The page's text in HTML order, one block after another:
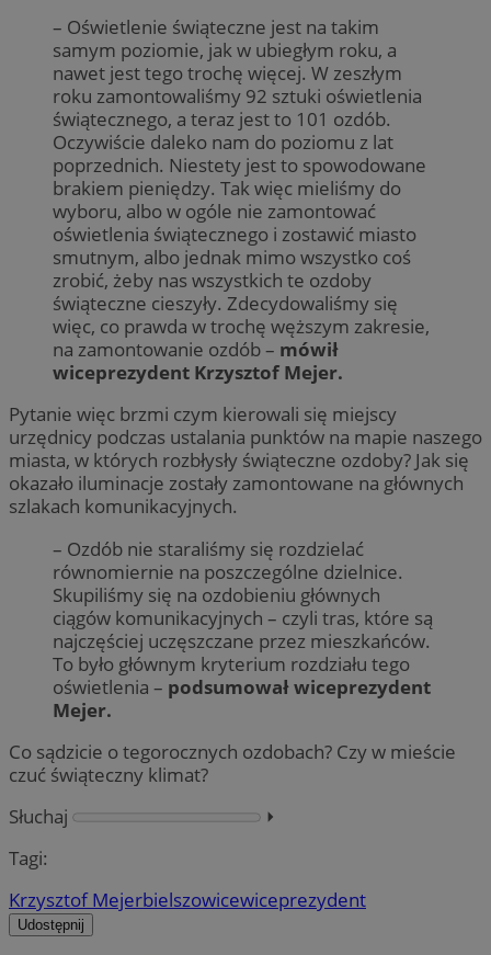
– Oświetlenie świąteczne jest na takim
samym poziomie, jak w ubiegłym roku, a
nawet jest tego trochę więcej. W zeszłym
roku zamontowaliśmy 92 sztuki oświetlenia
świątecznego, a teraz jest to 101 ozdób.
Oczywiście daleko nam do poziomu z lat
poprzednich. Niestety jest to spowodowane
brakiem pieniędzy. Tak więc mieliśmy do
wyboru, albo w ogóle nie zamontować
oświetlenia świątecznego i zostawić miasto
smutnym, albo jednak mimo wszystko coś
zrobić, żeby nas wszystkich te ozdoby
świąteczne cieszyły. Zdecydowaliśmy się
więc, co prawda w trochę węższym zakresie,
na zamontowanie ozdób – mówił
wiceprezydent Krzysztof Mejer.
Pytanie więc brzmi czym kierowali się miejscy
urzędnicy podczas ustalania punktów na mapie naszego
miasta, w których rozbłysły świąteczne ozdoby? Jak się
okazało iluminacje zostały zamontowane na głównych
szlakach komunikacyjnych.
– Ozdób nie staraliśmy się rozdzielać
równomiernie na poszczególne dzielnice.
Skupiliśmy się na ozdobieniu głównych
ciągów komunikacyjnych – czyli tras, które są
najczęściej uczęszczane przez mieszkańców.
To było głównym kryterium rozdziału tego
oświetlenia – podsumował wiceprezydent
Mejer.
Co sądzicie o tegorocznych ozdobach? Czy w mieście
czuć świąteczny klimat?
Słuchaj
⏵︎
Tagi:
Krzysztof Mejerbielszowicewiceprezydent
Udostępnij